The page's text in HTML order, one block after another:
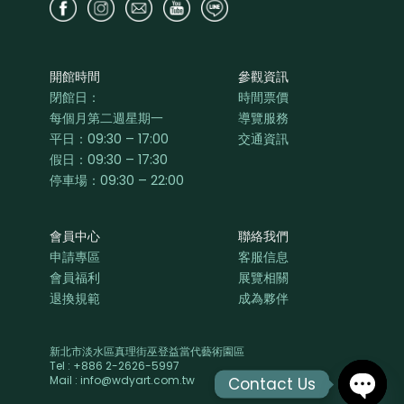
開館時間
閉館日：
每個月第二週星期一
平日： 09:30 – 17:00
假日：09:30 – 17:30
停車場：09:30 – 22:00
參觀資訊
時間票價
導覽服務
交通資訊
會員中心
申請專區
會員福利
退換規範
聯絡我們
客服信息
展覽相關
成為夥伴
新北市淡水區真理街巫登益當代藝術園區
Tel : +886 2-2626-5997
Mail : info@wdyart.com.tw
Contact Us